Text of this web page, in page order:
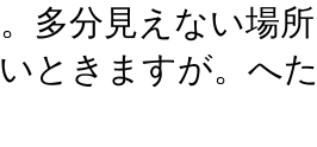
多分見えない場
ときますが。へ